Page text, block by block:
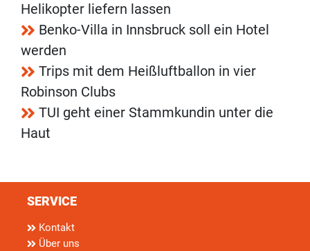
Helikopter liefern lassen
Benko-Villa in Innsbruck soll ein Hotel
werden
Trips mit dem Heißluftballon in vier
Robinson Clubs
TUI geht einer Stammkundin unter die
Haut
SERVICE
Kontakt
Über uns